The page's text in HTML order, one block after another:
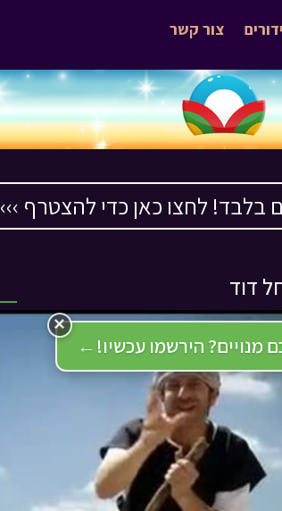
צור קשר
בלבד! לחצו כאן כדי להצטרף ›››
דוד
מנויים? הירשמו עכשיו! ←
×